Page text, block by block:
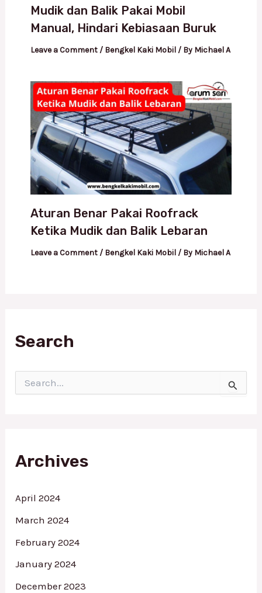
Mudik dan Balik Pakai Mobil
Manual, Hindari Kebiasaan Buruk
Leave a Comment / Bengkel Kaki Mobil/ By Michael A
Aturan Benar Pakai Roofrack
Ketika Mudik dan Balik Lebaran
Leave a Comment / Bengkel Kaki Mobil/ By Michael A
Search
e
o
Archives
April 2024
March 2024
February 2024
January 2024
December 2023